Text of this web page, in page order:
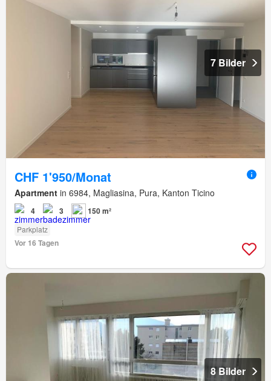
7 Bilder
CHF 1'950/Monat
Apartment in 6984, Magliasina, Pura, Kanton Ticino
4 3 150 m²
Parkplatz
Vor 16 Tagen
8 Bilder